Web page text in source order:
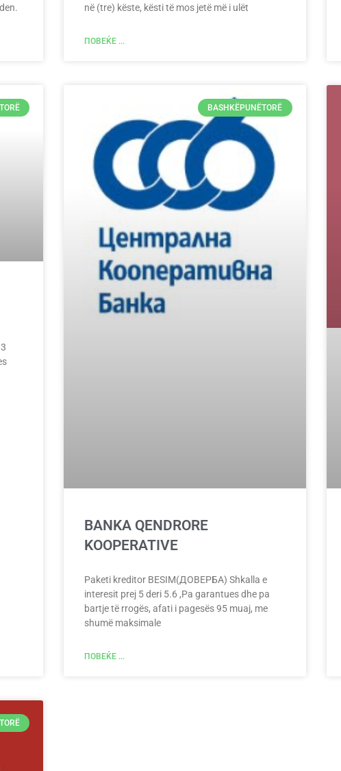
në (tre) këste, kësti të mos jetë më i ulët
ПОВЕЌЕ ...
BASHKËPUNËTORË
BANKA QENDRORE
KOOPERATIVE
Paketi kreditor BESIM(ДОВЕРБА) Shkalla e
interesit prej 5 deri 5.6 ,Pa garantues dhe pa
bartje të rrogës, afati i pagesës 95 muaj, me
shumë maksimale
ПОВЕЌЕ ...